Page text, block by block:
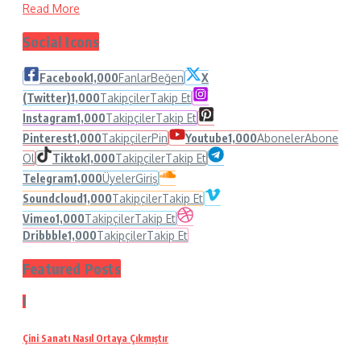
Read More
Social Icons
Facebook1,000FanlarBeğen
X
(Twitter)1,000TakipçilerTakip Et
Instagram1,000TakipçilerTakip Et
Pinterest1,000TakipçilerPin Youtube1,000AbonelerAbone
Ol
Tiktok1,000TakipçilerTakip Et
Telegram1,000ÜyelerGiriş
Soundcloud1,000TakipçilerTakip Et
Vimeo1,000TakipçilerTakip Et
Dribbble1,000TakipçilerTakip Et
Featured Posts
1
Çini Sanatı Nasıl Ortaya Çıkmıştır